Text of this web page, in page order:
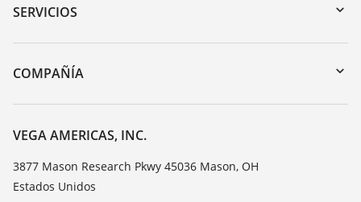
Búsqueda por número de serie
DTM Collection/PACTware
SERVICIOS
Devolución de instrumentos
Cursos de formacion
TeamViewer
COMPAÑÍA
Acerca de VEGA
Contacto
Notícias
Prensa
VEGA AMERICAS, INC.
3877 Mason Research Pkwy 45036 Mason, OH
Estados Unidos